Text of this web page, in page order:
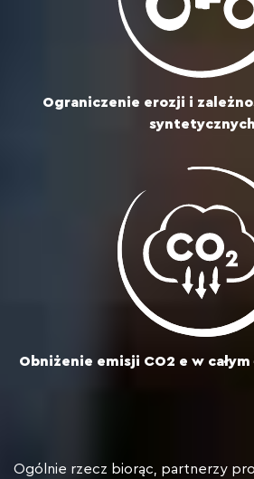
Ograniczenie erozji i
syntetycznych
Obniżenie emisji CO2 e w
Ogólnie rzecz biorąc, partnerzy